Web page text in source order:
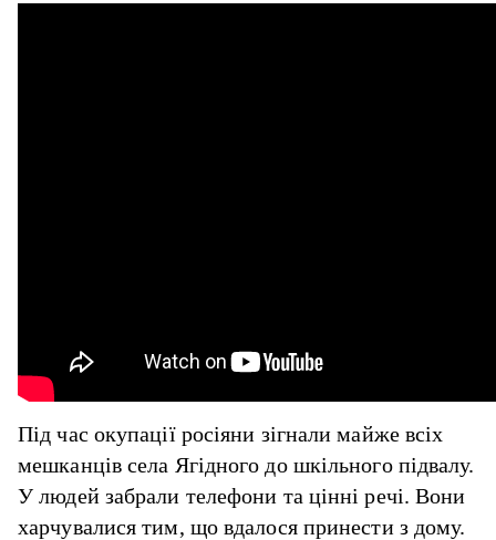
Під час окупації росіяни зігнали майже всіх
мешканців села Ягідного до шкільного підвалу.
У людей забрали телефони та цінні речі. Вони
харчувалися тим, що вдалося принести з дому.